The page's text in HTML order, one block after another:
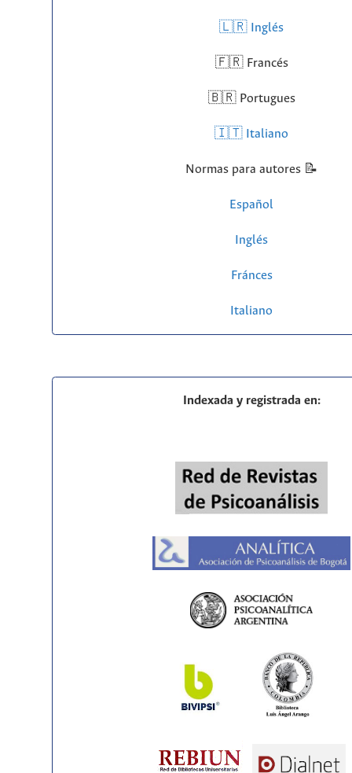
🇱🇷 Inglés
🇫🇷 Francés
🇧🇷 Portugues
🇮🇹 Italiano
Normas para autores 📝
Español
Inglés
Fránces
Italiano
Indexada y registrada en: